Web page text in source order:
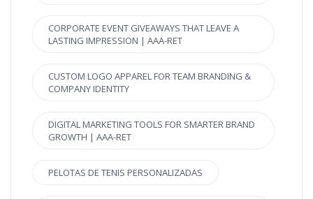
CORPORATE EVENT GIVEAWAYS THAT LEAVE A
LASTING IMPRESSION | AAA-RET
CUSTOM LOGO APPAREL FOR TEAM BRANDING &
COMPANY IDENTITY
DIGITAL MARKETING TOOLS FOR SMARTER BRAND
GROWTH | AAA-RET
PELOTAS DE TENIS PERSONALIZADAS